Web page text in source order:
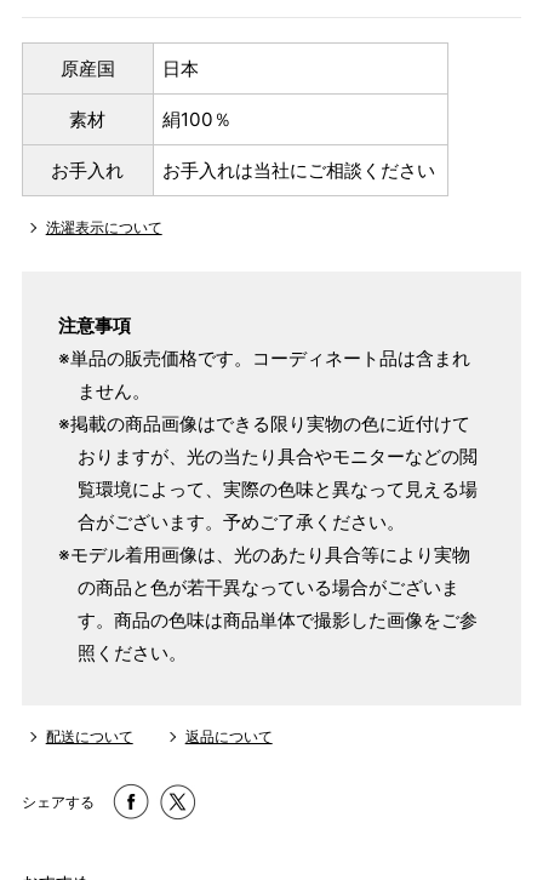
原産国 日本
素材 絹100％
お手入れ お手入れは当社にご相談ください
洗濯表示について
注意事項
※単品の販売価格です。コーディネート品は含まれ
ません。
※掲載の商品画像はできる限り実物の色に近付けて
おりますが、光の当たり具合やモニターなどの閲
覧環境によって、実際の色味と異なって見える場
合がございます。予めご了承ください。
※モデル着用画像は、光のあたり具合等により実物
の商品と色が若干異なっている場合がございま
す。商品の色味は商品単体で撮影した画像をご参
照ください。
配送について 返品について
シェアする